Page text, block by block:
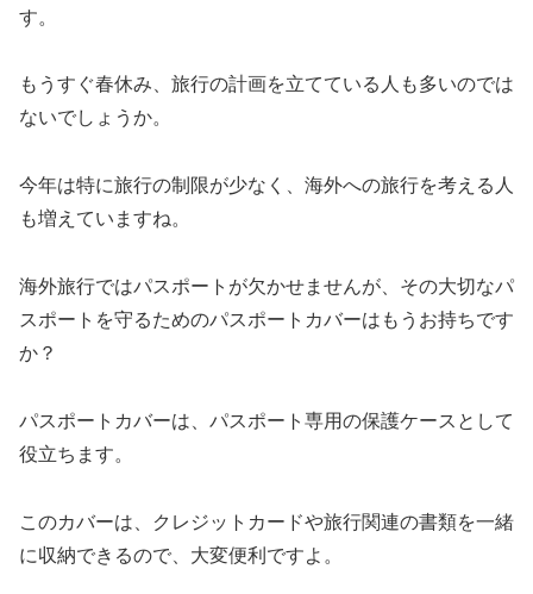
す。
もうすぐ春休み、旅行の計画を立てている人も多いのでは
ないでしょうか。
今年は特に旅行の制限が少なく、海外への旅行を考える人
も増えていますね。
海外旅行ではパスポートが欠かせませんが、その大切なパ
スポートを守るためのパスポートカバーはもうお持ちです
か？
パスポートカバーは、パスポート専用の保護ケースとして
役立ちます。
このカバーは、クレジットカードや旅行関連の書類を一緒
に収納できるので、大変便利ですよ。